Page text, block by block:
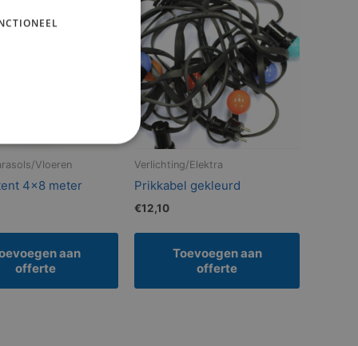
Vloeren
4×8 meter
aan
offerte
Verlichting/Elektra
Prikkabel gekleurd
€12,10
Toevoegen aan
offerte